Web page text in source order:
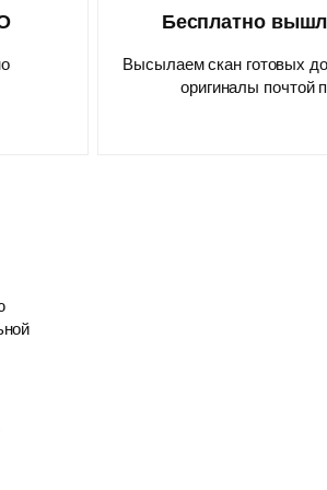
Бесплатно
Высылаем скан готовых
оригиналы почтой